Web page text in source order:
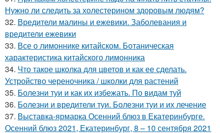
Нужно ли следить за холестерином здоровым людям?
32. Вредители малины и ежевики. Заболевания и
вредители ежевики
33. Все о лимоннике китайском. Ботаническая
характеристика китайского лимонника
34. Что такое школка для цветов и как ее сделать.
Устройство череночника / школки для растений
35. Болезни туи и как их избежать. По видам туй
36. Болезни и вредители туи. Болезни туи и их лечение
37. Выставка-ярмарка Осенний блюз в Екатеринбурге.
Осенний блюз 2021, Екатеринбург, 8 – 10 сентября 2021